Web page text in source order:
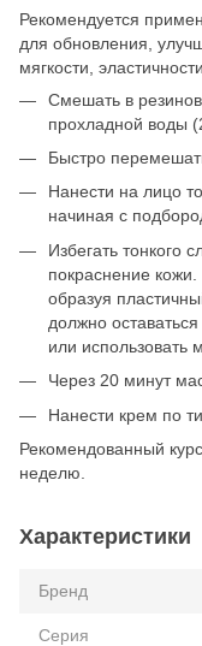
Рекомендуется
для обновления,
мягкости, эластичности.
Смешать в
прохладной воды
Быстро
Нанести на лицо
начиная с
Избегать тонкого
покраснение
образуя
должно
или использовать
Через 20 минут
Нанести крем по
Рекомендованный
неделю.
Характеристики
Бренд
Серия